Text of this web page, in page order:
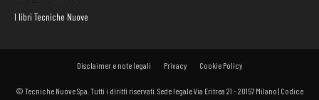
I libri Tecniche Nuove
Disclaimer e note legali Privacy Cookie Policy
© Tecniche Nuove Spa. Tutti i diritti riservati. Sede legale Via Eritrea 21 - 20157 Milano | Codice